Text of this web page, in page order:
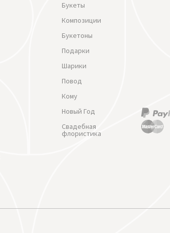
Букеты
Композиции
Букетоны
Подарки
Шарики
Повод
Кому
Новый Год
Свадебная
флористика